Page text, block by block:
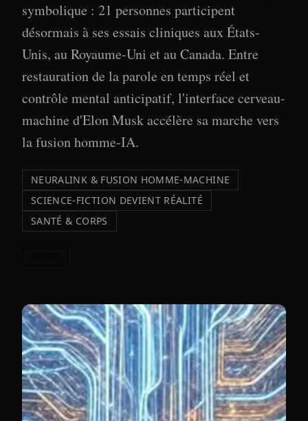
symbolique : 21 personnes participent
désormais à ses essais cliniques aux États-
Unis, au Royaume-Uni et au Canada. Entre
restauration de la parole en temps réel et
contrôle mental anticipatif, l'interface cerveau-
machine d'Elon Musk accélère sa marche vers
la fusion homme-IA.
NEURALINK & FUSION HOMME-MACHINE
SCIENCE-FICTION DEVIENT RÉALITÉ
SANTÉ & CORPS